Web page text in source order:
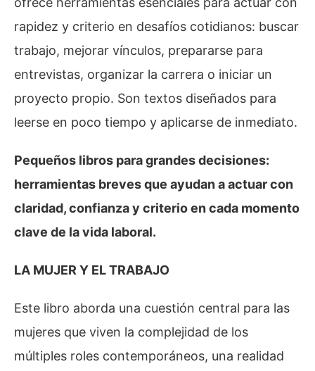
rapidez y criterio en desafíos cotidianos: buscar
trabajo, mejorar vínculos, prepararse para
entrevistas, organizar la carrera o iniciar un
proyecto propio. Son textos diseñados para
leerse en poco tiempo y aplicarse de inmediato.
Pequeños libros para grandes decisiones:
herramientas breves que ayudan a actuar con
claridad, confianza y criterio en cada momento
clave de la vida laboral.
LA MUJER Y EL TRABAJO
Este libro aborda una cuestión central para las
mujeres que viven la complejidad de los
múltiples roles contemporáneos, una realidad